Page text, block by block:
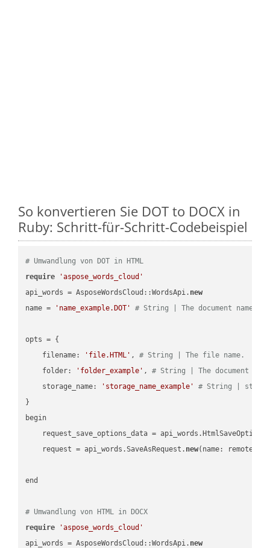
So konvertieren Sie DOT to DOCX in
Ruby: Schritt-für-Schritt-Codebeispiel
# Umwandlung von DOT in HTML
require
'aspose_words_cloud'
api_words = AsposeWordsCloud::WordsApi. new
name =
'name_example.DOT' # String | The document name.
opts = {
    filename:
'file.HTML' , # String | The file name.
    folder:
'folder_example' , # String | The document
    storage_name:
'storage_name_example'
# String |
}
begin
request_save_options_data =
    request = api_words.SaveAsRequest.
new(name:
end
# Umwandlung von HTML in DOCX
require
'aspose_words_cloud'
api_words = AsposeWordsCloud::WordsApi. new